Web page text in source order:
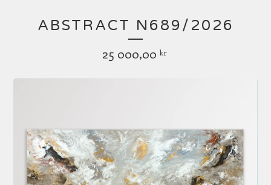
ABSTRACT N689/2026
25 000,00 kr